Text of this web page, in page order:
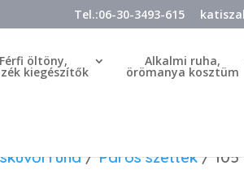
Tel.:06-30-3493-615
Férfi öltöny,
kiegészítők
Alkalmi ruha,
örömanya kosztüm
ruha/Páros szettek/ 105